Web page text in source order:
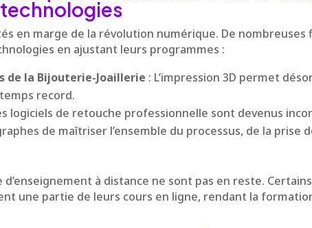
en marge de la révolution numérique. De nombreuses
en ajustant leurs programmes :
de la Bijouterie-Joaillerie : L’impression 3D permet
record.
logiciels de retouche professionnelle sont devenus
de maîtriser l’ensemble du processus, de la prise
à distance ne sont pas en reste. Certains
une partie de leurs cours en ligne, rendant la